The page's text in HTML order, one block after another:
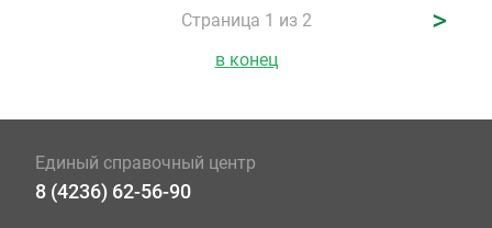
Страница 1 из 2 >
в конец
Единый справочный центр
8 (4236) 62-56-90